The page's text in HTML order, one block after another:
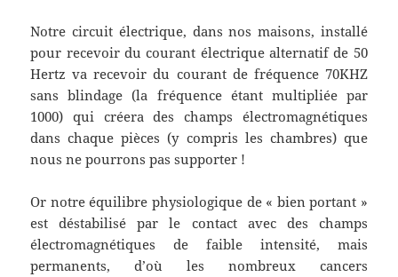
Notre circuit électrique, dans nos maisons, installé
pour recevoir du courant électrique alternatif de 50
Hertz va recevoir du courant de fréquence 70KHZ
sans blindage (la fréquence étant multipliée par
1000) qui créera des champs électromagnétiques
dans chaque pièces (y compris les chambres) que
nous ne pourrons pas supporter !
Or notre équilibre physiologique de « bien portant »
est déstabilisé par le contact avec des champs
électromagnétiques de faible intensité, mais
permanents, d’où les nombreux cancers